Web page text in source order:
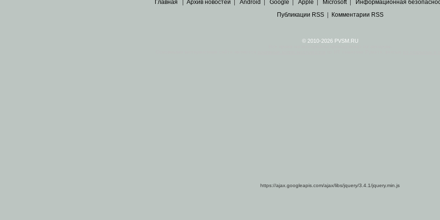
Главная Архив новостей Android Google Apple Microsoft| Информационная
Публикации RSS| Комментарии RSS
© 2010-2026 PVSM.RU
https://ajax.googleapis.com/ajax/libs/jquery/3.4.1/jquery.min.js